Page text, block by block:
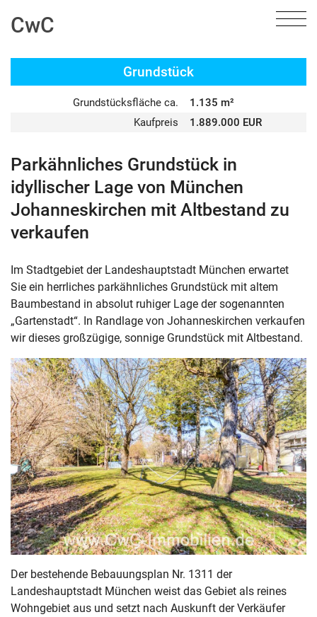
CwC
Parkähnliches Grundstück in
idyllischer Lage von München
Johanneskirchen mit Altbestand zu
verkaufen
Im Stadtgebiet der Landeshauptstadt München erwartet
Sie ein herrliches parkähnliches Grundstück mit altem
Baumbestand in absolut ruhiger Lage der sogenannten
„Gartenstadt“. In Randlage von Johanneskirchen verkaufen
wir dieses großzügige, sonnige Grundstück mit Altbestand.
Der bestehende Bebauungsplan Nr. 1311 der
Landeshauptstadt München weist das Gebiet als reines
Wohngebiet aus und setzt nach Auskunft der Verkäufer
Grundstück
Grundstücksfläche ca.
1.135 m²
Kaufpreis
1.889.000 EUR